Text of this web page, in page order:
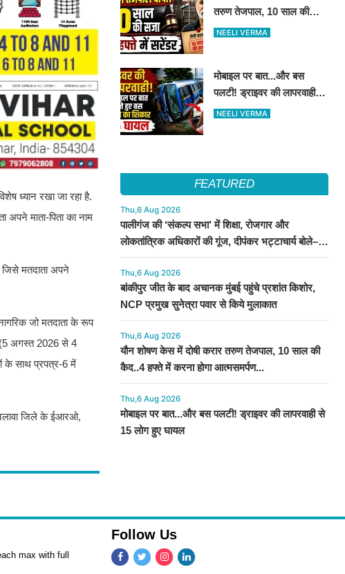
ध्यान रखा जा रहा है.
अपने माता-पिता का नाम
जिसे मतदाता अपने
जो मतदाता के रूप
अगस्त 2026 से 4
के साथ प्रपत्र-6 में
अलावा जिले के ईआरओ,
तरुण तेजपाल, 10 साल की
कैद..4 हफ्ते में करना होगा
NEELI VERMA
मोबाइल पर बात...और बस
पलटी! ड्राइवर की लापरवाही से
15 लोग हुए घायल
NEELI VERMA
FEATURED
Thu,6 Aug 2026
पालीगंज की ‘संकल्प सभा’ में शिक्षा, रोजगार और
लोकतांत्रिक अधिकारों की गूंज, दीपंकर भट्टाचार्य बोले–
युवाओं के संघर्ष के साथ है माले
Thu,6 Aug 2026
बांकीपुर जीत के बाद अचानक मुंबई पहुंचे प्रशांत किशोर,
NCP प्रमुख सुनेत्रा पवार से किये मुलाकात
Thu,6 Aug 2026
यौन शोषण केस में दोषी करार तरुण तेजपाल, 10 साल की
कैद..4 हफ्ते में करना होगा आत्मसमर्पण...
Thu,6 Aug 2026
मोबाइल पर बात...और बस पलटी! ड्राइवर की लापरवाही से
15 लोग हुए घायल
max with full
Follow Us